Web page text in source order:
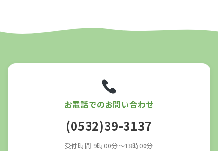
お電話でのお問い合わせ
(0532)39-3137
受付時間 9時00分～18時00分